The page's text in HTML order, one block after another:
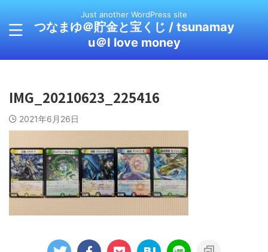
Just another WordPress site
つなまゆ＠貯金と宝くじ / tsunamay
u＠I love money
IMG_20210623_225416
2021年6月26日